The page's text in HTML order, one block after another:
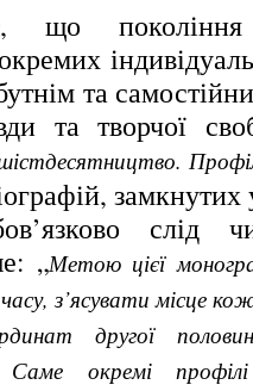
що покоління
та
та творчої
слід
„Метою цієї
з’ясувати місце
другої
Саме окремі